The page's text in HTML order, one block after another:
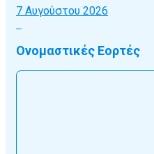
7 Αυγούστου 2026
Ονομαστικές Εορτές